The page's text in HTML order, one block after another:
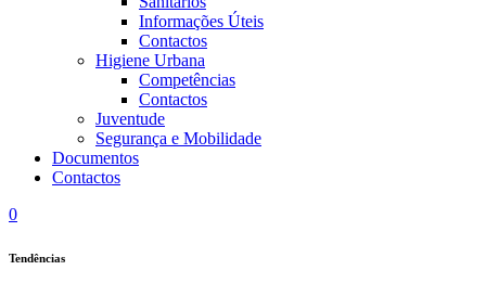
Informações Úteis
Contactos
Higiene Urbana
Competências
Contactos
Juventude
Segurança e Mobilidade
Documentos
Contactos
0
Tendências